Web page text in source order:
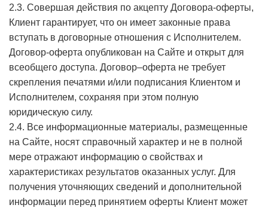
2.3. Совершая действия по акцепту Договора-оферты,
Клиент гарантирует, что он имеет законные права
вступать в договорные отношения с Исполнителем.
Договор-оферта опубликован на Сайте и открыт для
всеобщего доступа. Договор–оферта не требует
скрепления печатями и/или подписания Клиентом и
Исполнителем, сохраняя при этом полную
юридическую силу.
2.4. Все информационные материалы, размещенные
на Сайте, носят справочный характер и не в полной
мере отражают информацию о свойствах и
характеристиках результатов оказанных услуг. Для
получения уточняющих сведений и дополнительной
информации перед принятием оферты Клиент может